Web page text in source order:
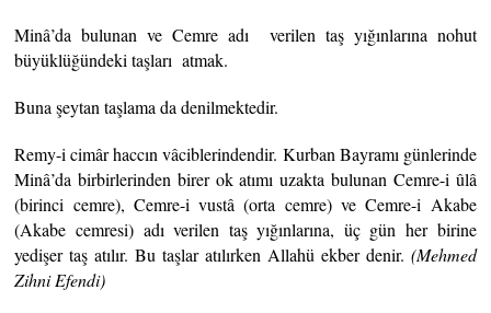
Minâ’da bulunan ve Cemre adı verilen taş yığınlarına nohut
büyüklüğündeki taşları atmak.
Buna şeytan taşlama da denilmektedir.
Remy-i cimâr haccın vâciblerindendir. Kurban Bayramı günlerinde
Minâ’da birbirlerinden birer ok atımı uzakta bulunan Cemre-i ûlâ
(birinci cemre), Cemre-i vustâ (orta cemre) ve Cemre-i Akabe
(Akabe cemresi) adı verilen taş yığınlarına, üç gün her birine
yedişer taş atılır. Bu taşlar atılırken Allahü ekber denir. (Mehmed
Zihni Efendi)